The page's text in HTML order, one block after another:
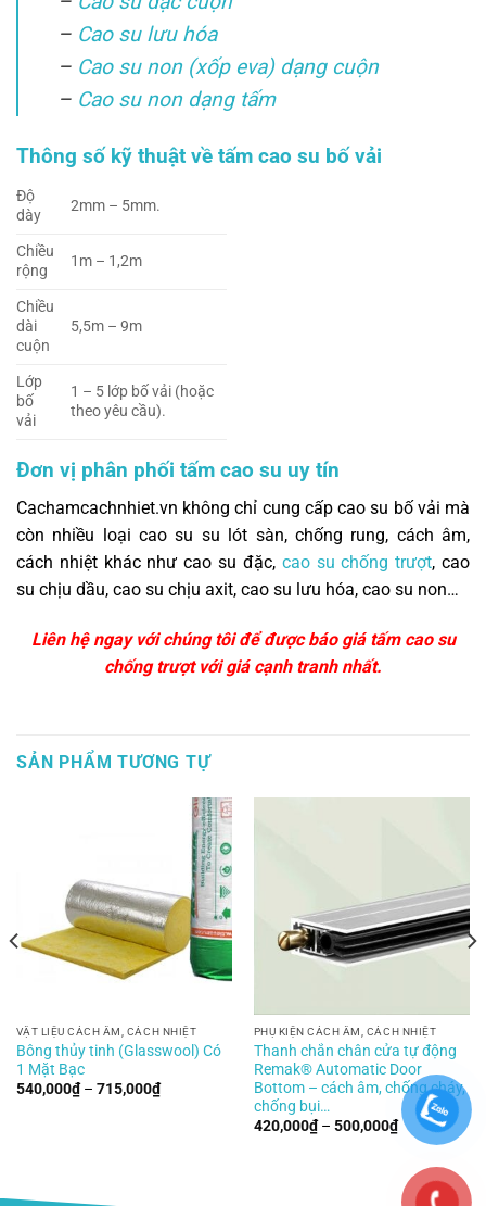
– Cao su lưu hóa
– Cao su non (xốp eva) dạng cuộn
– Cao su non dạng tấm
Thông số kỹ thuật về tấm cao su bố vải
Độ
dày
2mm – 5mm.
Chiều
rộng
1m – 1,2m
Chiều
dài
cuộn
5,5m – 9m
Lớp
bố
vải
1 – 5 lớp bố vải (hoặc
theo yêu cầu).
Đơn vị phân phối tấm cao su uy tín
Cachamcachnhiet.vn không chỉ cung cấp cao su bố vải mà
còn nhiều loại cao su su lót sàn, chống rung, cách âm,
cách nhiệt khác như cao su đặc, cao su chống trượt, cao
su chịu dầu, cao su chịu axit, cao su lưu hóa, cao su non…
Liên hệ ngay với chúng tôi để được báo giá tấm cao su
chống trượt với giá cạnh tranh nhất.
SẢN PHẨM TƯƠNG TỰ
VẬT LIỆU CÁCH ÂM, CÁCH NHIỆT
Bông thủy tinh (Glasswool) Có
1 Mặt Bạc
540,000₫ – 715,000₫Khoảng
giá:
PHỤ KIỆN CÁCH ÂM, CÁCH NHIỆT
Thanh chắn chân cửa tự động
Remak® Automatic Door
Bottom – cách âm, chống cháy,
chống bụi…
420,000₫ – 500,000₫Khoảng
giá:
420,000₫
đến
500,000₫